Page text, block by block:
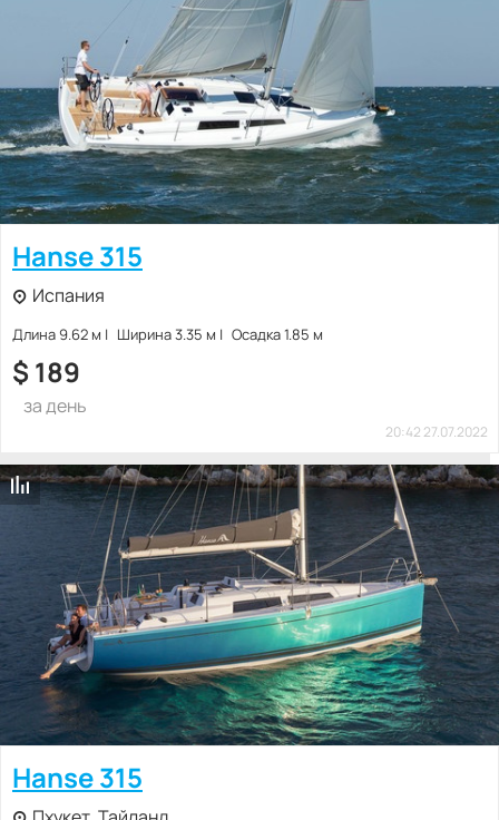
Hanse 315
Испания
Длина 9.62 м Ширина 3.35 м Осадка 1.85 м
$ 189
за день
20:42 27.07.2022
Hanse 315